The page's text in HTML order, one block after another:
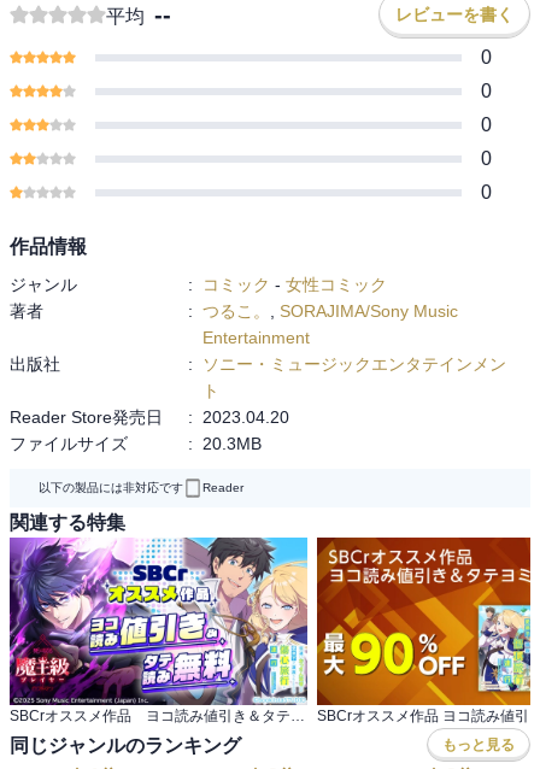
平均 -- レビューを書く
0
0
0
0
0
作品情報
ジャンル : コミック - 女性コミック
著者
: つるこ。
SORAJIMA/Sony Music
Entertainment
出版社
:
ソニー・ミュージックエンタテインメン
ト
Reader Store発売日
:
2023.04.20
ファイルサイズ
: 20.3MB
以下の製品には非対応です Reader
関連する特集
SBCrオススメ作品 ヨコ読み値引き＆タテ読み無料
同じジャンルのランキング もっと見る